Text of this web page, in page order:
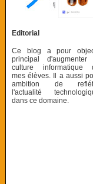
Editorial
Ce blog a pour
principal d'augmenter
culture informatique
mes élèves. Il a aussi
ambition de
l'actualité
dans ce domaine.